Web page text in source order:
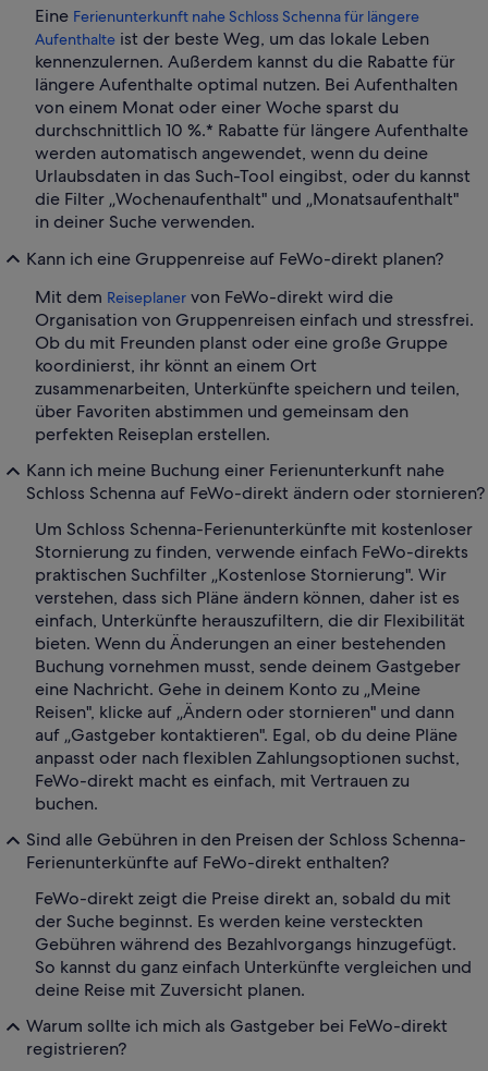
Eine Ferienunterkunft nahe Schloss Schenna für längere
Aufenthalte ist der beste Weg, um das lokale Leben
kennenzulernen. Außerdem kannst du die Rabatte für
längere Aufenthalte optimal nutzen. Bei Aufenthalten
von einem Monat oder einer Woche sparst du
durchschnittlich 10 %.* Rabatte für längere Aufenthalte
werden automatisch angewendet, wenn du deine
Urlaubsdaten in das Such-Tool eingibst, oder du kannst
die Filter „Wochenaufenthalt" und „Monatsaufenthalt"
in deiner Suche verwenden.
Kann ich eine Gruppenreise auf FeWo-direkt planen?
Mit dem Reiseplaner von FeWo-direkt wird die
Organisation von Gruppenreisen einfach und stressfrei.
Ob du mit Freunden planst oder eine große Gruppe
koordinierst, ihr könnt an einem Ort
zusammenarbeiten, Unterkünfte speichern und teilen,
über Favoriten abstimmen und gemeinsam den
perfekten Reiseplan erstellen.
Kann ich meine Buchung einer Ferienunterkunft nahe
Schloss Schenna auf FeWo-direkt ändern oder stornieren?
Um Schloss Schenna-Ferienunterkünfte mit kostenloser
Stornierung zu finden, verwende einfach FeWo-direkts
praktischen Suchfilter „Kostenlose Stornierung". Wir
verstehen, dass sich Pläne ändern können, daher ist es
einfach, Unterkünfte herauszufiltern, die dir Flexibilität
bieten. Wenn du Änderungen an einer bestehenden
Buchung vornehmen musst, sende deinem Gastgeber
eine Nachricht. Gehe in deinem Konto zu „Meine
Reisen", klicke auf „Ändern oder stornieren" und dann
auf „Gastgeber kontaktieren". Egal, ob du deine Pläne
anpasst oder nach flexiblen Zahlungsoptionen suchst,
FeWo-direkt macht es einfach, mit Vertrauen zu
buchen.
Sind alle Gebühren in den Preisen der Schloss Schenna-
Ferienunterkünfte auf FeWo-direkt enthalten?
FeWo-direkt zeigt die Preise direkt an, sobald du mit
der Suche beginnst. Es werden keine versteckten
Gebühren während des Bezahlvorgangs hinzugefügt.
So kannst du ganz einfach Unterkünfte vergleichen und
deine Reise mit Zuversicht planen.
Warum sollte ich mich als Gastgeber bei FeWo-direkt
registrieren?